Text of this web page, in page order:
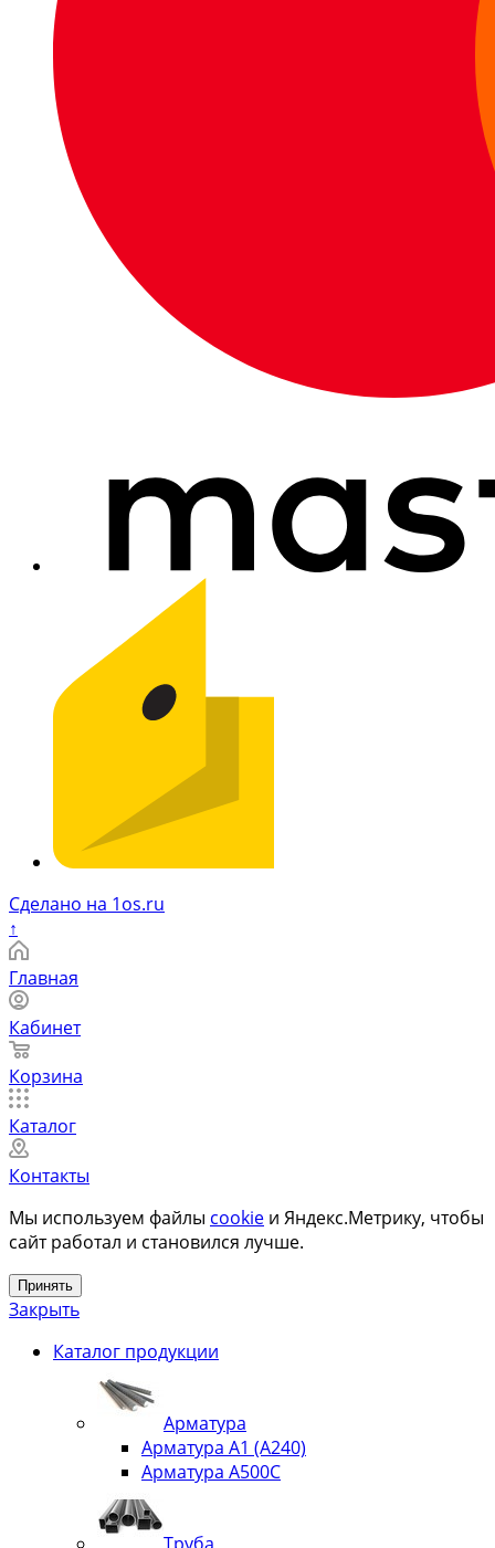
Сделано на 1os.ru
↑
Главная
Кабинет
Корзина
Каталог
Контакты
Мы используем файлы cookie и Яндекс.Метрику, чтобы
сайт работал и становился лучше.
Принять
Закрыть
Каталог продукции
Арматура
Арматура А1 (А240)
Арматура А500С